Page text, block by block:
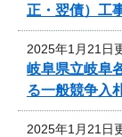
正・翌債）工
2025年1月21日
岐阜県立岐阜
る一般競争入
2025年1月21日